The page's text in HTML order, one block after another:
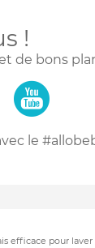
!
de bons
le